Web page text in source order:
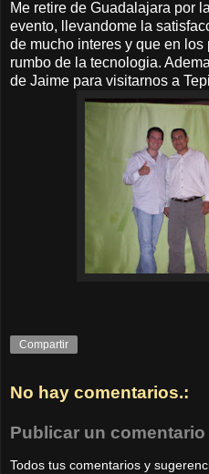
Me retire de Guadalajara por
evento, llevandome la
de mucho interes y que en los
rumbo de la tecnologia.
de Jaime para visitarnos a
Compartir
No hay comentarios.:
Publicar un comentario
Todos tus comentarios y